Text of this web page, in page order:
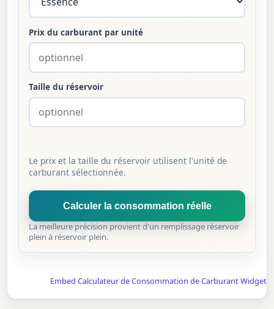
Prix du carburant par unité
Taille du réservoir
Le prix et la taille du réservoir utilisent l'unité de
carburant sélectionnée.
Calculer la consommation réelle
La meilleure précision provient d'un remplissage réservoir
plein à réservoir plein.
Embed Calculateur de Consommation de Carburant Widget